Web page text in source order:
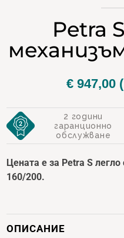
Petra
€ 947,00 (
2 години
гаранционно
обслужване
Цената е за Petra S
160/200.
ОПИСАНИЕ